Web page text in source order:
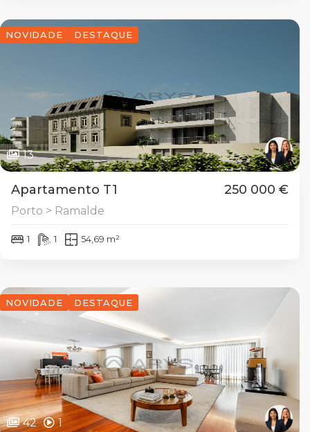
NOVIDADE DESTAQUE
13
Apartamento T1 250 000 €
Porto > Ramalde
1 1 54,69 m²
NOVIDADE DESTAQUE
42 1